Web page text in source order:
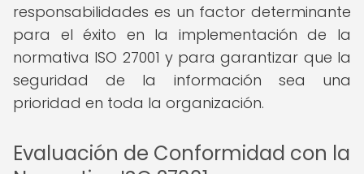
responsabilidades es un factor determinante
para el éxito en la implementación de la
normativa ISO 27001 y para garantizar que la
seguridad de la información sea una
prioridad en toda la organización.
Evaluación de Conformidad con la